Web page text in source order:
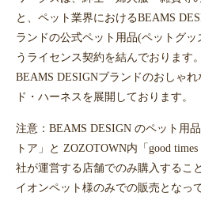
と、ペット業界におけるBEAMS
ランドの公式ペット用品(ペットグ
うライセンス契約を結んでおります
BEAMS DESIGNブランドのおしゃ
ド・ハーネスを展開しております。
注意：BEAMS DESIGN のペット用
トア」と ZOZOTOWN内「good
社が運営する店舗でのみ購入するこ
イオンペット様のみでの販売となっ